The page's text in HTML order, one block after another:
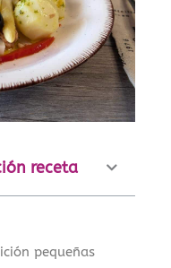
receta
pequeñas